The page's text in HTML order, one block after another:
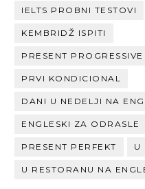
IELTS PROBNI TESTOVI
KEMBRIDŽ ISPITI
PRESENT
PRVI KONDICIONAL
DANI U NEDELJI NA
ENGLESKI ZA ODRASLE
PRESENT PERFEKT U
U RESTORANU NA